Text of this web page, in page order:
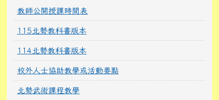
教師公開授課時間表
115北勢教科書版本
114北勢教科書版本
校外人士協助教學或活動要點
北勢武術課程教學